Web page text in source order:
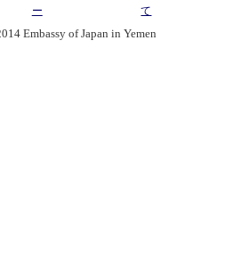
ー
て
Embassy of Japan in Yemen